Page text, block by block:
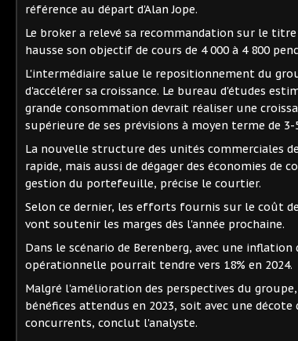
référence au départ d'Alan Jope.
Le broker a relevé sa recommandation sur le
hausse son objectif de cours de 4 000 à 4 800
L'intermédiaire salue le repositionnement du
d'accélérer sa croissance. Le bureau d'études
grande consommation devrait réaliser une
supérieure de ses prévisions à moyen terme de 3-
La nouvelle structure des unités commerciales
rapide, mais aussi de dégager des économies
gestion du portefeuille, précise le courtier.
Selon ce dernier, les efforts fournis sur le coût
vont soutenir les marges dès l'année prochaine.
Dans le scénario de Berenberg, avec une inflation
opérationnelle pourrait tendre vers 18% en 2024.
Malgré l'amélioration des perspectives du
bénéfices attendus en 2023, soit avec une
concurrents, conclut l'analyste.